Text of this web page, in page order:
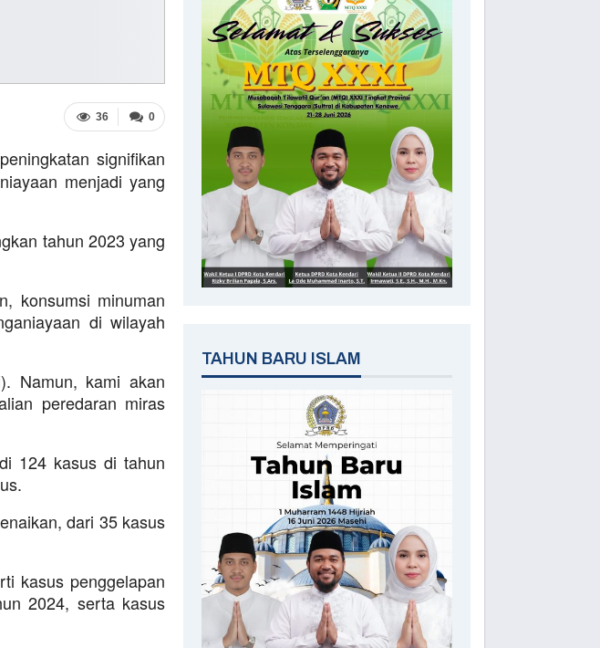
0
36
signifikan
menjadi yang
tahun 2023 yang
konsumsi minuman
di wilayah
Namun, kami akan
peredaran miras
124 kasus di tahun
dari 35 kasus
kasus penggelapan
2024, serta kasus
TAHUN BARU ISLAM